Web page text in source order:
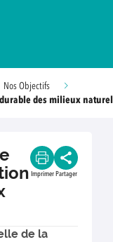
Nos Objectifs
des milieux
Imprimer Partager
de la